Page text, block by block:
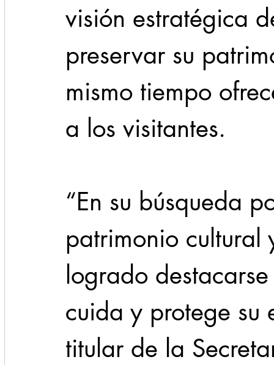
visión estratégica
preservar su
mismo tiempo
a los visitantes.
“En su búsqueda
patrimonio
logrado
cuida y protege su
titular de la